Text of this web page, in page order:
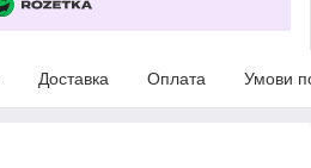
Доставка Оплата Умови